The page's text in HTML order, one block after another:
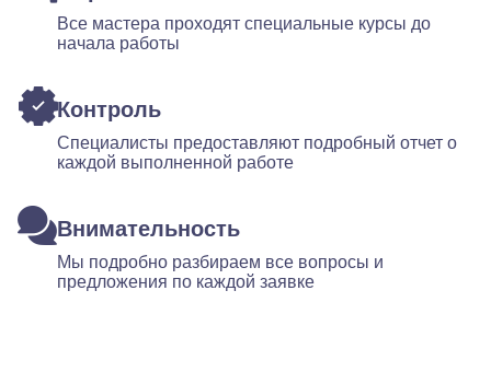
Все мастера проходят специальные курсы до
начала работы
Контроль
Специалисты предоставляют подробный отчет о
каждой выполненной работе
Внимательность
Мы подробно разбираем все вопросы и
предложения по каждой заявке